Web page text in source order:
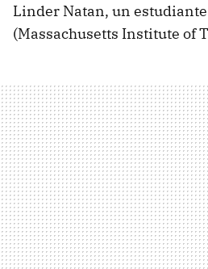
Linder Natan, un
(Massachusetts Institute of